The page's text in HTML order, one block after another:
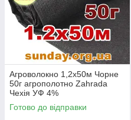
Агроволокно 1,2х50м Чорне
50г агрополотно Zahrada
Чехія УФ 4%
Готово до відправки